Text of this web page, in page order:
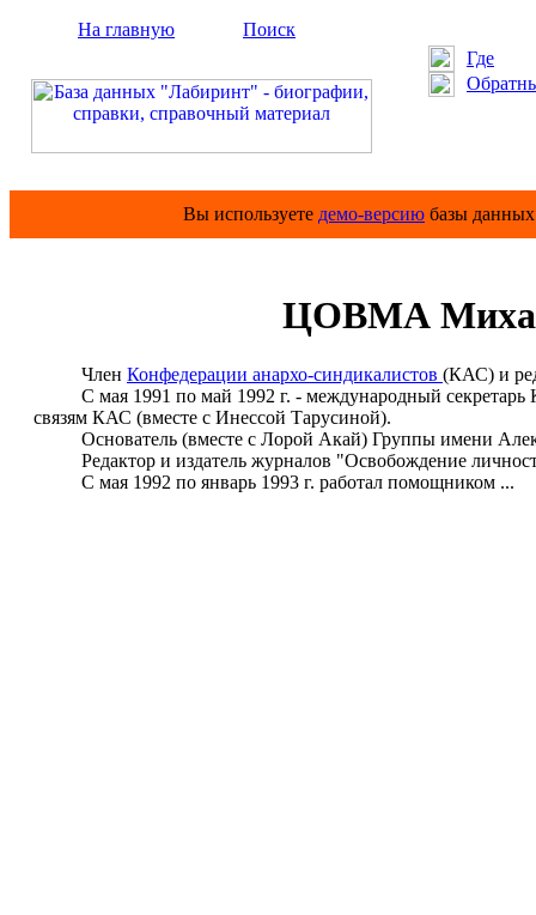
На главную
Поиск
Где
Вы используете демо-версию базы
ЦОВМА
Член Конфедерации анархо-синдикалистов (КАС) и
С мая 1991 по май 1992 г. - международный секретарь
связям КАС (вместе с Инессой Тарусиной).
Основатель (вместе с Лорой Акай) Группы имени
Редактор и издатель журналов "Освобождение
С мая 1992 по январь 1993 г. работал помощником ...